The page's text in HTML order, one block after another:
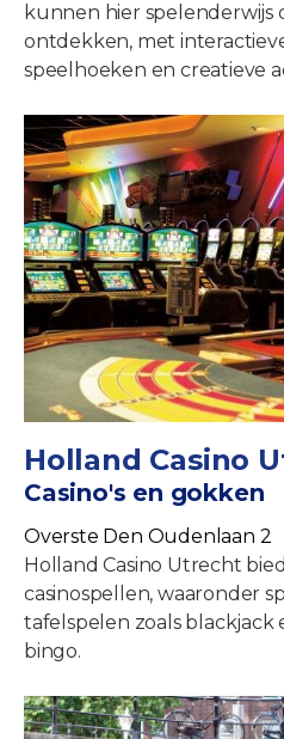
kunnen hier spelenderwijs
ontdekken, met
speelhoeken en creatieve
Holland Casino
Casino's en gokken
Overste Den Oudenlaan 2
Holland Casino Utrecht
casinospellen, waaronder
tafelspelen zoals
bingo.